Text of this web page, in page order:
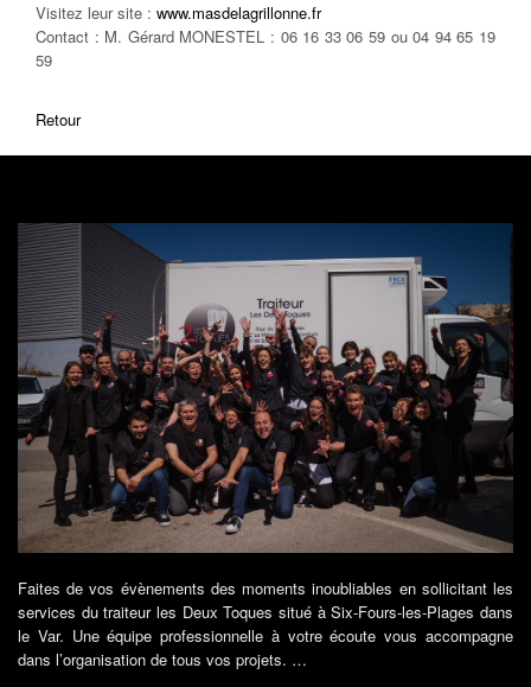
Visitez leur site : www.masdelagrillonne.fr
Contact : M. Gérard MONESTEL : 06 16 33 06 59 ou 04 94 65 19
59
Retour
Faites de vos évènements des moments inoubliables en sollicitant les
services du traiteur les Deux Toques situé à Six-Fours-les-Plages dans
le Var. Une équipe professionnelle à votre écoute vous accompagne
dans l’organisation de tous vos projets. …